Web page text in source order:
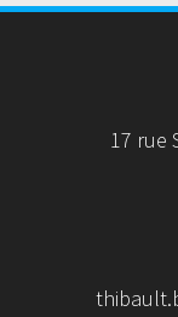
17 rue